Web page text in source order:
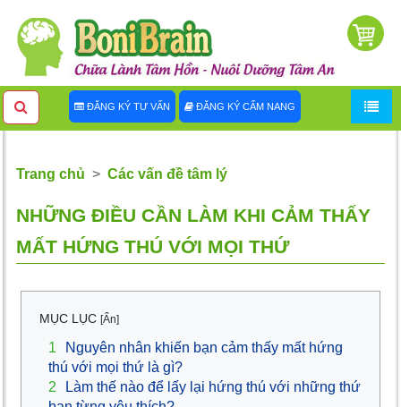
ĐĂNG KÝ TƯ VẤN ĐĂNG KÝ CẨM NANG
Trang chủ Các vấn đề tâm lý
NHỮNG ĐIỀU CẦN LÀM KHI CẢM THẤY
MẤT HỨNG THÚ VỚI MỌI THỨ
MỤC LỤC [Ẩn]
1
Nguyên nhân khiến bạn cảm thấy mất hứng
thú với mọi thứ là gì?
2
Làm thế nào để lấy lại hứng thú với những thứ